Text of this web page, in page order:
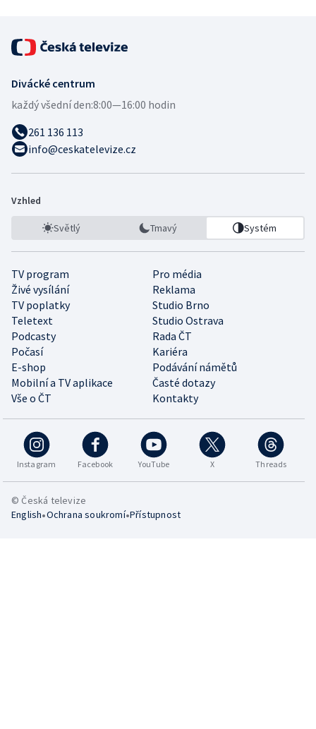
Divácké centrum
každý všední den:8:00—16:00 hodin
261 136 113
info@ceskatelevize.cz
Vzhled
Světlý Tmavý Systém
TV program
Pro média
Živé vysílání
Reklama
TV poplatky
Studio Brno
Teletext
Studio Ostrava
Podcasty
Rada ČT
Počasí
Kariéra
E-shop
Podávání námětů
Mobilní a TV aplikace
Časté dotazy
Vše o ČT
Kontakty
Instagram Facebook YouTube X Threads
© Česká televize
English•Ochrana soukromí•Přístupnost